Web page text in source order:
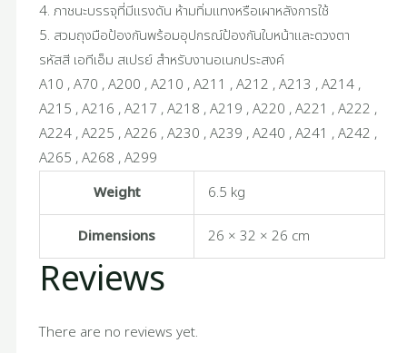
4. ภาชนะบรรจุที่มีแรงดัน ห้ามทิ่มแทงหรือเผาหลังการใช้
5. สวมถุงมือป้องกันพร้อมอุปกรณ์ป้องกันใบหน้าและดวงตา
รหัสสี เอทีเอ็ม สเปรย์ สำหรับงานอเนกประสงค์
A10 , A70 , A200 , A210 , A211 , A212 , A213 , A214 ,
A215 , A216 , A217 , A218 , A219 , A220 , A221 , A222 ,
A224 , A225 , A226 , A230 , A239 , A240 , A241 , A242 ,
A265 , A268 , A299
Weight
6.5 kg
Dimensions 26 × 32 × 26 cm
Reviews
There are no reviews yet.